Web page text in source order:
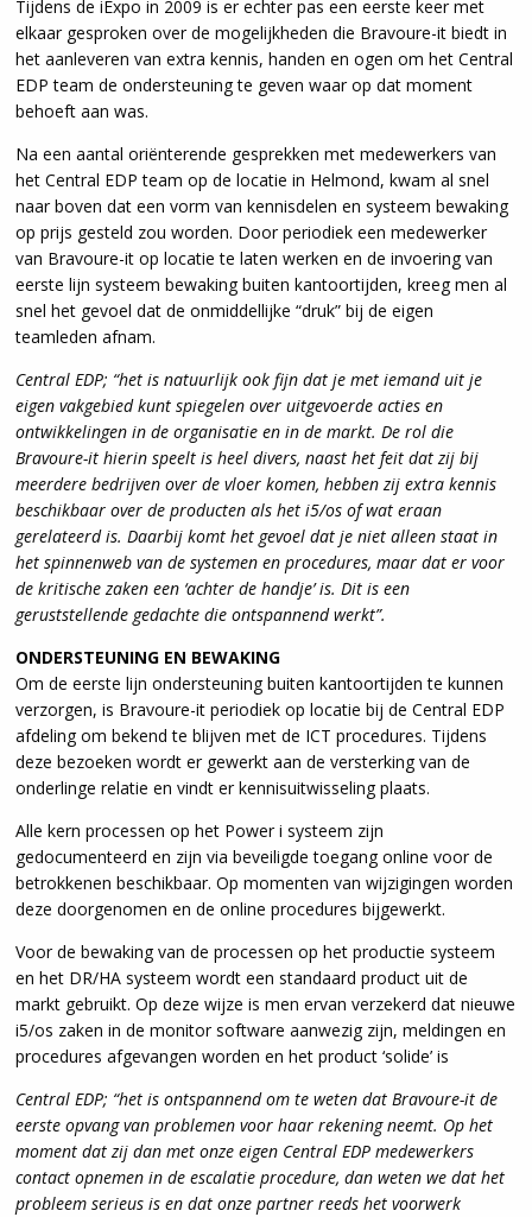
Tijdens de iExpo in 2009 is er echter pas een eerste keer met
elkaar gesproken over de mogelijkheden die Bravoure-it biedt in
het aanleveren van extra kennis, handen en ogen om het Central
EDP team de ondersteuning te geven waar op dat moment
behoeft aan was.
Na een aantal oriënterende gesprekken met medewerkers van
het Central EDP team op de locatie in Helmond, kwam al snel
naar boven dat een vorm van kennisdelen en systeem bewaking
op prijs gesteld zou worden. Door periodiek een medewerker
van Bravoure-it op locatie te laten werken en de invoering van
eerste lijn systeem bewaking buiten kantoortijden, kreeg men al
snel het gevoel dat de onmiddellijke “druk” bij de eigen
teamleden afnam.
Central EDP; “het is natuurlijk ook fijn dat je met iemand uit je
eigen vakgebied kunt spiegelen over uitgevoerde acties en
ontwikkelingen in de organisatie en in de markt. De rol die
Bravoure-it hierin speelt is heel divers, naast het feit dat zij bij
meerdere bedrijven over de vloer komen, hebben zij extra kennis
beschikbaar over de producten als het i5/os of wat eraan
gerelateerd is. Daarbij komt het gevoel dat je niet alleen staat in
het spinnenweb van de systemen en procedures, maar dat er voor
de kritische zaken een ‘achter de handje’ is. Dit is een
geruststellende gedachte die ontspannend werkt”.
ONDERSTEUNING EN BEWAKING
Om de eerste lijn ondersteuning buiten kantoortijden te kunnen
verzorgen, is Bravoure-it periodiek op locatie bij de Central EDP
afdeling om bekend te blijven met de ICT procedures. Tijdens
deze bezoeken wordt er gewerkt aan de versterking van de
onderlinge relatie en vindt er kennisuitwisseling plaats.
Alle kern processen op het Power i systeem zijn
gedocumenteerd en zijn via beveiligde toegang online voor de
betrokkenen beschikbaar. Op momenten van wijzigingen worden
deze doorgenomen en de online procedures bijgewerkt.
Voor de bewaking van de processen op het productie systeem
en het DR/HA systeem wordt een standaard product uit de
markt gebruikt. Op deze wijze is men ervan verzekerd dat nieuwe
i5/os zaken in de monitor software aanwezig zijn, meldingen en
procedures afgevangen worden en het product ‘solide’ is
Central EDP; “het is ontspannend om te weten dat Bravoure-it de
eerste opvang van problemen voor haar rekening neemt. Op het
moment dat zij dan met onze eigen Central EDP medewerkers
contact opnemen in de escalatie procedure, dan weten we dat het
probleem serieus is en dat onze partner reeds het voorwerk